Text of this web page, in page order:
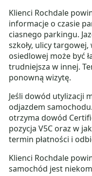
Klienci Rochdale
informacje o czasie
ciasnego parkingu.
szkoły, ulicy
osiedlowej może być
trudniejsza w innej.
ponowną wizytę.
Jeśli dowód utylizacji
odjazdem
otrzyma dowód
pozycja V5C oraz w
termin płatności i
Klienci Rochdale
samochód jest